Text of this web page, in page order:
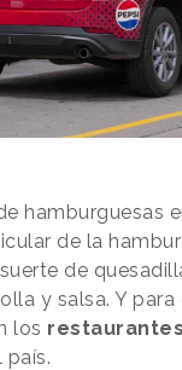
hamburguesas
de la
de
y salsa. Y
los
país.